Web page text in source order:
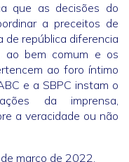
que as decisões do
a preceitos de
de república diferencia
ao bem comum e os
ao foro íntimo
e a SBPC instam o
da imprensa,
a veracidade ou não
março de 2022.